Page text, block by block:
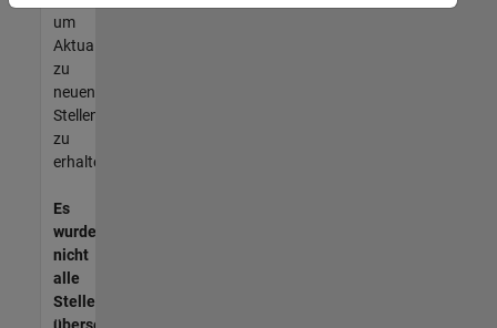
um
Aktualisierungen
zu
neuen
Stellenangeboten
zu
erhalten.
Es
wurden
nicht
alle
Stellen